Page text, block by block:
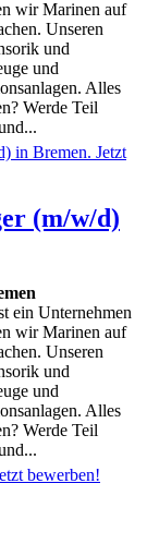
wir Marinen auf
Unseren
und
und
Alles
Werde Teil
(m/w/d)
Unternehmen
wir Marinen auf
Unseren
und
und
Alles
Werde Teil